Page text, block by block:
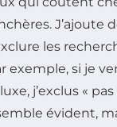
J’ajoute
les
exemple, si je
j’exclus « pas
évident,